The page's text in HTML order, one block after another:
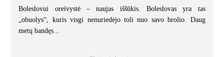
Boleslovui oreivystė – naujas iššūkis. Boleslovas yra tas
„obuolys“, kuris visgi nenuriedėjo toli nuo savo brolio. Daug
metų bandęs...